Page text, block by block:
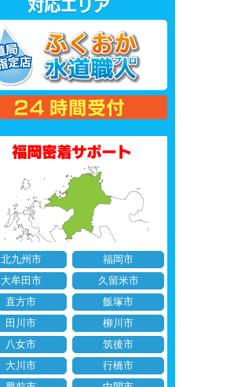
北九州市
福岡市
大牟田市
久留米市
直方市
飯塚市
田川市
柳川市
八女市
筑後市
大川市
行橋市